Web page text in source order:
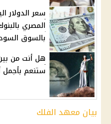
سعر الدولار
بالسوق
هل أنت من
ستنعم بأجمل
بيان معهد الفلك